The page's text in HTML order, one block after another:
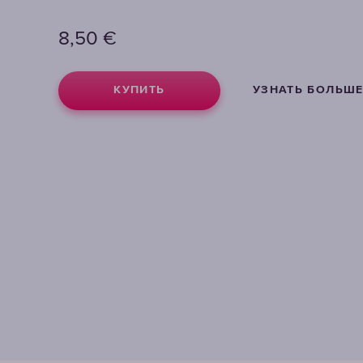
8,50 €
КУПИТЬ УЗНАТЬ БОЛЬШЕ
8,50 €
КУПИТЬ УЗНАТЬ БОЛЬШЕ